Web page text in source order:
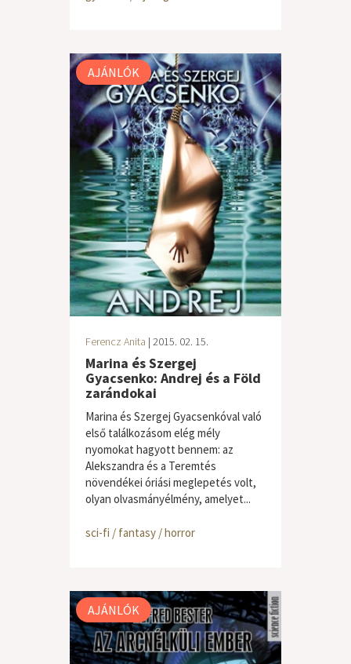
AJÁNLÓK
Ferencz Anita | 2015. 02. 15.
Marina és Szergej
Gyacsenko: Andrej és a Föld
zarándokai
Marina és Szergej Gyacsenkóval való
első találkozásom elég mély
nyomokat hagyott bennem: az
Alekszandra és a Teremtés
növendékei óriási meglepetés volt,
olyan olvasmányélmény, amelyet...
sci-fi / fantasy / horror
AJÁNLÓK